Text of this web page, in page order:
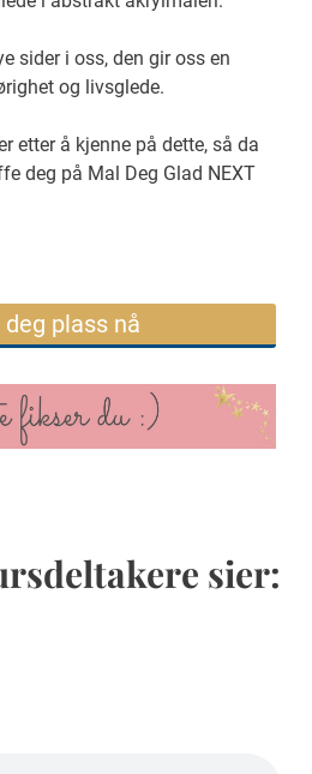
sider i oss, den gir oss en
og livsglede.
etter å kjenne på dette, så da
deg på Mal Deg Glad NEXT
deg plass nå
sier: